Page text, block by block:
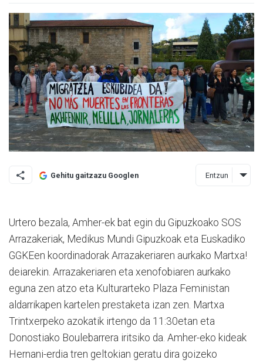
Gehitu gaitzazu Googlen Entzun
Urtero bezala, Amher-ek bat egin du Gipuzkoako SOS
Arrazakeriak, Medikus Mundi Gipuzkoak eta Euskadiko
GGKEen koordinadorak Arrazakeriaren aurkako Martxa!
deiarekin. Arrazakeriaren eta xenofobiaren aurkako
eguna zen atzo eta Kulturarteko Plaza Feministan
aldarrikapen kartelen prestaketa izan zen. Martxa
Trintxerpeko azokatik irtengo da 11:30etan eta
Donostiako Boulebarrera iritsiko da. Amher-eko kideak
Hernani-erdia tren geltokian geratu dira goizeko